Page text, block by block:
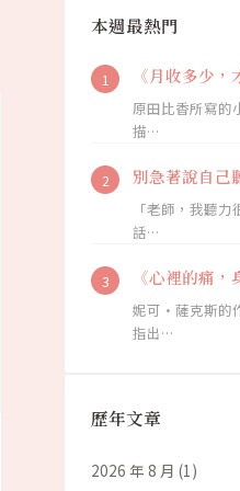
本週最熱門
《月收多少，
原田比香所寫的
描…
別急著說自己
「老師，我聽
話…
《心裡的痛
妮可·薩克斯的
指出…
歷年文章
2026 年 8 月 (1)